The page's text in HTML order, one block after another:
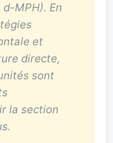
MPH). En
et
directe,
sont
la section